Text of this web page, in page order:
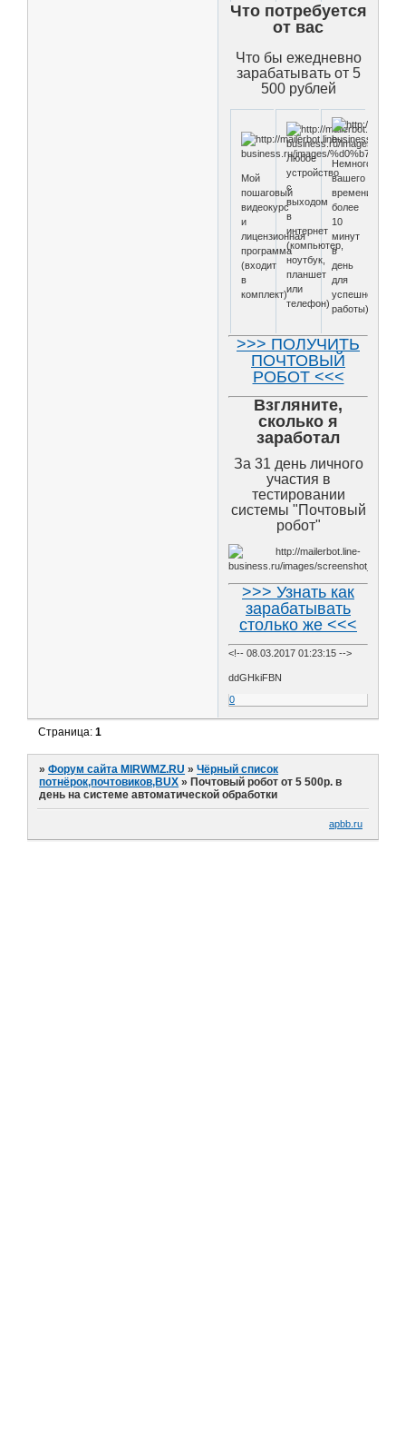
Что потребуется
от вас
Что бы ежедневно
зарабатывать от 5
500 рублей
Мой
пошаговый
видеокурс
и
лицензионная
программа
(входит
в
комплект)
Любое
устройство
с
выходом
в
интернет
(компьютер,
ноутбук,
планшет
или
телефон)
Немного
вашего
времени(не
более
10
минут
в
день
для
успешной
работы)
>>> ПОЛУЧИТЬ
ПОЧТОВЫЙ
РОБОТ <<<
Взгляните,
сколько я
заработал
За 31 день личного
участия в
тестировании
системы "Почтовый
робот"
>>> Узнать как
зарабатывать
столько же <<<
<!-- 08.03.2017 01:23:15 -->
ddGHkiFBN
0
Страница:1
»Форум сайта MIRWMZ.RU »Чёрный список
потнёрок,почтовиков,BUX » Почтовый робот от 5 500р. в
день на системе автоматической обработки
apbb.ru